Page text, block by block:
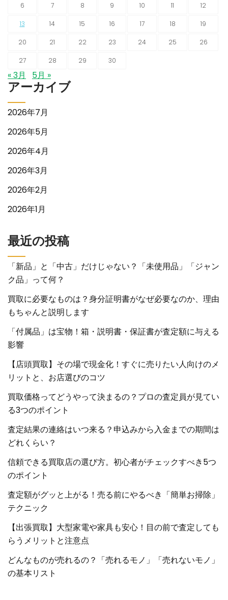
6 7 8 9 10 11 12
13 14 15 16 17 18 19
20 21 22 23 24 25 26
27 28 29 30
« 3月 5月 »
アーカイブ
2026年7月
2026年5月
2026年4月
2026年3月
2026年2月
2026年1月
最近の投稿
「新品」と「中古」だけじゃない？「未使用品」「ジャン
ク品」って何？
買取に必要なものは？身分証明書がなぜ必要なのか、理由
もちゃんと説明します
「付属品」は宝物！箱・説明書・保証書が査定額に与える
影響
【店頭買取】その場で現金化！すぐに売りたい人向けのメ
リットと、お店選びのコツ
買取価格ってどうやって決まるの？プロの査定員が見てい
る3つのポイント
査定結果の連絡はいつ来る？申込みから入金までの期間は
どれくらい？
信頼できる買取店の選び方。初心者がチェックすべき5つ
のポイント
査定額がグッと上がる！売る前にやるべき「簡単お掃除」
テクニック
【出張買取】大型家電や家具も安心！目の前で査定しても
らうメリットと注意点
どんなものが売れるの？「売れるモノ」「売れないモノ」
の基本リスト